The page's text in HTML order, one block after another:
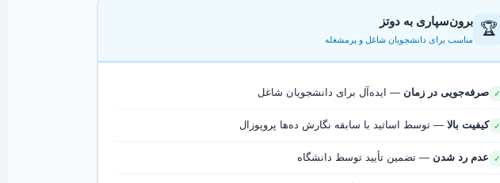
🏆 برون‌سپاری به دوتز
مناسب برای دانشجویان شاغل و پرمشغله
✓ صرفه‌جویی در زمان — ایده‌آل برای دانشجویان شاغل
✓ کیفیت بالا — توسط اساتید با سابقه نگارش ده‌ها پروپوزال
✓ عدم رد شدن — تضمین تأیید توسط دانشگاه